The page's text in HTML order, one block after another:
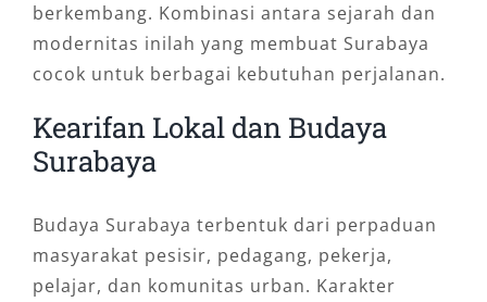
berkembang. Kombinasi antara sejarah dan
modernitas inilah yang membuat Surabaya
cocok untuk berbagai kebutuhan perjalanan.
Kearifan Lokal dan Budaya
Surabaya
Budaya Surabaya terbentuk dari perpaduan
masyarakat pesisir, pedagang, pekerja,
pelajar, dan komunitas urban. Karakter